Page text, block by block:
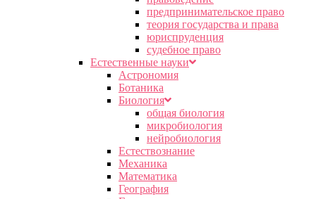
предпринимательское право
теория государства и права
юриспруденция
судебное право
Естественные науки
Астрономия
Ботаника
Биология
общая биология
микробиология
нейробиология
Естествознание
Механика
Математика
География